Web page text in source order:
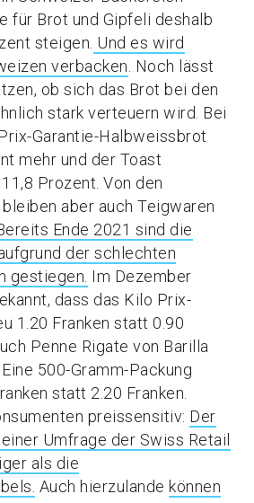
für Brot und Gipfeli deshalb
steigen. Und es wird
verbacken . Noch lässt
ob sich das Brot bei den
stark verteuern wird. Bei
Garantie-Halbweissbrot
mehr und der Toast
Prozent. Von den
aber auch Teigwaren
Ende 2021 sind die
der schlechten
gestiegen. Im Dezember
dass das Kilo Prix-
1.20 Franken statt 0.90
Penne Rigate von Barilla
500-Gramm-Packung
statt 2.20 Franken.
preissensitiv: Der
Umfrage der Swiss Retail
als die
Auch hierzulande können